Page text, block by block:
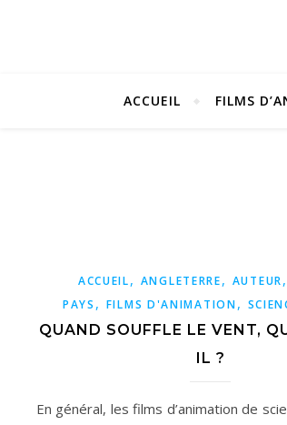
ACCUEIL FILMS
ACCUEIL, ANGLETERRE, AUTEUR,
PAYS , FILMS D'ANIMATION,
QUAND SOUFFLE LE VENT,
IL ?
En général, les films d’animation de